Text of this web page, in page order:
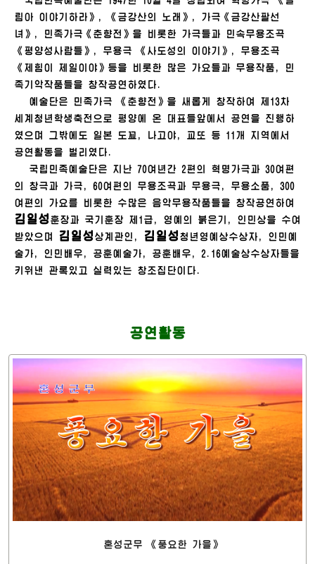
림아 이야기하라》, 《금강산의 노래》, 가극《금강산팔선
녀》, 민족가극《춘향전》을 비롯한 가극들과 민속무용조곡
《평양성사람들》, 무용극 《사도성의 이야기》, 무용조곡
《제힘이 제일이야》등을 비롯한 많은 가요들과 무용작품, 민
족기악작품들을 창작공연하였다.
예술단은 민족가극 《춘향전》을 새롭게 창작하여 제13차
세계청년학생축전으로 평양에 온 대표들앞에서 공연을 진행하
였으며 그밖에도 일본 도꾜, 나고야, 교또 등 11개 지역에서
공연활동을 벌리였다.
국립민족예술단은 지난 70여년간 2편의 혁명가극과 30여편
의 창극과 가극, 60여편의 무용조곡과 무용극, 무용소품, 300
여편의 가요를 비롯한 수많은 음악무용작품들을 창작공연하여
김일성훈장과 국기훈장 제1급, 영예의 붉은기, 인민상을 수여
받았으며
김일성상계관인, 김일성청년영예상수상자, 인민예
술가, 인민배우, 공훈예술가, 공훈배우, 2.16예술상수상자들을
키워낸 관록있고 실력있는 창조집단이다.
공연활동
혼성군무 《풍요한 가을》